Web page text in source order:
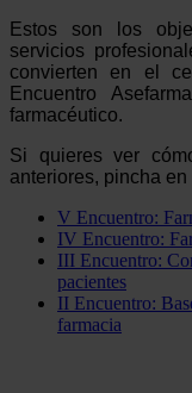
Estos son los
servicios
convierten en el
Encuentro
farmacéutico.
Si quieres ver
anteriores, pincha
V Encuentro:
IV Encuentro:
III Encuentro:
pacientes
II Encuentro:
farmacia